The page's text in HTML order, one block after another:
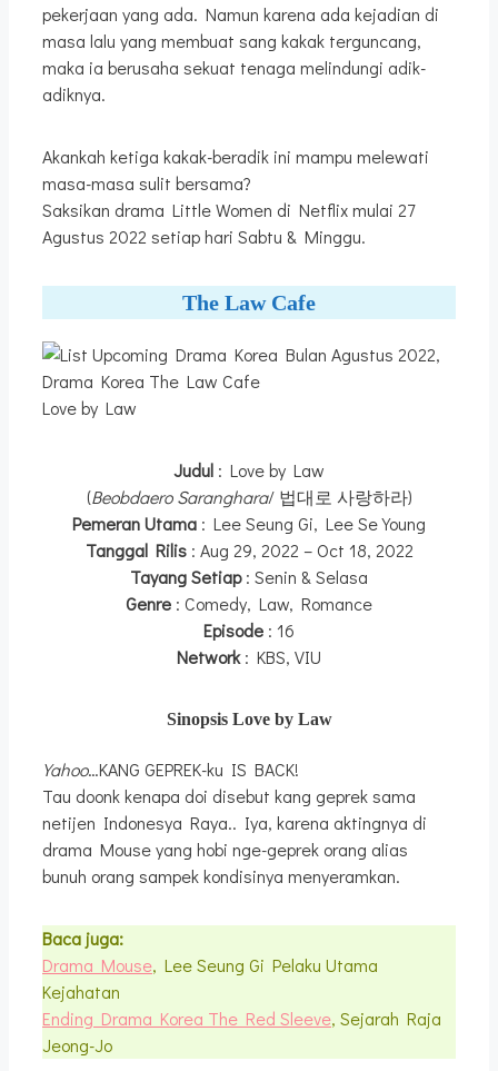
pekerjaan yang ada. Namun karena ada kejadian di
masa lalu yang membuat sang kakak terguncang,
maka ia berusaha sekuat tenaga melindungi adik-
adiknya.
Akankah ketiga kakak-beradik ini mampu melewati
masa-masa sulit bersama?
Saksikan drama Little Women di Netflix mulai 27
Agustus 2022 setiap hari Sabtu & Minggu.
The Law Cafe
Love by Law
Judul : Love by Law
(Beobdaero Saranghara/ 법대로 사랑하라)
Pemeran Utama : Lee Seung Gi, Lee Se Young
Tanggal Rilis : Aug 29, 2022 – Oct 18, 2022
Tayang Setiap: Senin & Selasa
Genre : Comedy, Law, Romance
Episode : 16
Network: KBS, VIU
Sinopsis Love by Law
Yahoo…KANG GEPREK-ku IS BACK!
Tau doonk kenapa doi disebut kang geprek sama
netijen Indonesya Raya.. Iya, karena aktingnya di
drama Mouse yang hobi nge-geprek orang alias
bunuh orang sampek kondisinya menyeramkan.
Baca juga:
Drama Mouse, Lee Seung Gi Pelaku Utama
Kejahatan
Ending Drama Korea The Red Sleeve, Sejarah Raja
Jeong-Jo